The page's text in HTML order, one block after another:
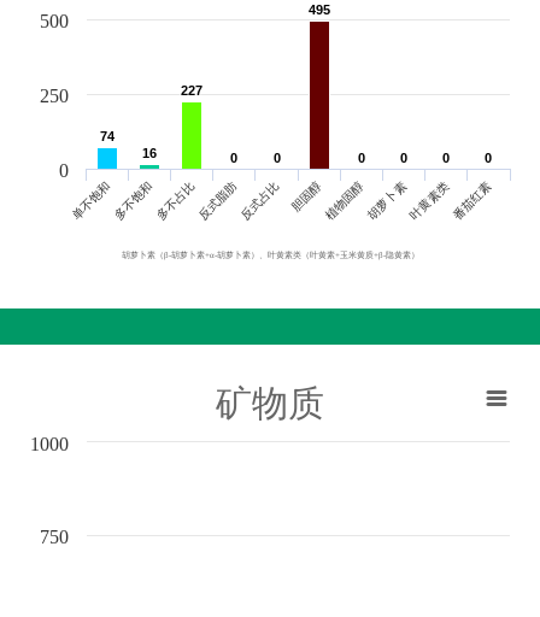
胡萝卜素（β-胡萝卜素+α-胡萝卜素）、叶黄素类（叶黄素+玉米黄质+β-隐黄素）
74
74
16
16
227
227
0
0 0
0
495
495
0
0 0
0 0
0 0
0
单不饱和多不饱和多不占比反式脂肪反式占比 胆固醇植物固醇胡萝卜素叶黄素类番茄红素
0
250
500
矿物质
750
1000